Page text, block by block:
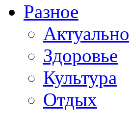
Разное
Актуально
Здоровье
Культура
Отдых